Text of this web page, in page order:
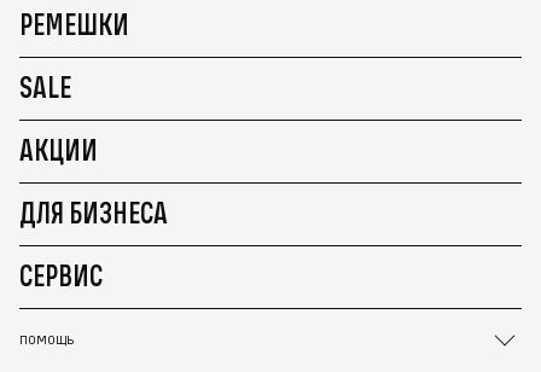
РЕМЕШКИ
SALE
АКЦИИ
ДЛЯ БИЗНЕСА
СЕРВИС
ПОМОЩЬ